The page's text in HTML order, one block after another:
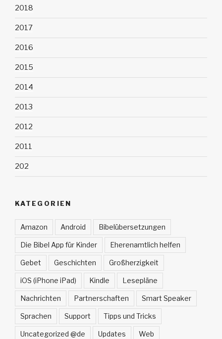
2018
2017
2016
2015
2014
2013
2012
2011
202
KATEGORIEN
Amazon Android Bibelübersetzungen
Die Bibel App für Kinder Eherenamtlich helfen
Gebet Geschichten Großherzigkeit
iOS (iPhone iPad) Kindle Lesepläne
Nachrichten Partnerschaften Smart Speaker
Sprachen Support Tipps und Tricks
Uncategorized @de Updates Web